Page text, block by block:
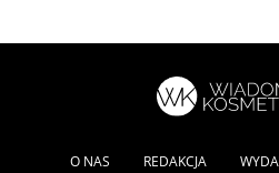
O NAS REDAKCJA